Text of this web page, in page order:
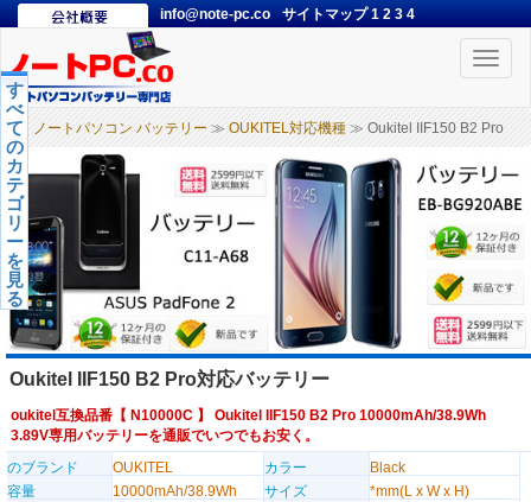
info@note-pc.co サイトマップ1 2 3 4
Toggle
ノートパソコン バッテリー ≫ OUKITEL対応機種 ≫ Oukitel IIF150 B2 Pro
す
べ
て
の
カ
テ
ゴ
リ
ー
を
見
る
Oukitel IIF150 B2 Pro対応バッテリー
oukitel互換品番【 N10000C 】 Oukitel IIF150 B2 Pro 10000mAh/38.9Wh
3.89V専用バッテリーを通販でいつでもお安く。
のブランド
OUKITEL カラー
Black
容量
10000mAh/38.9Wh サイズ
*mm(L x W x H)